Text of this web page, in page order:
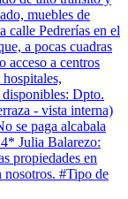
muebles de
calle Pedrerías en el
a pocas cuadras
acceso a centros
disponibles: Dpto.
- vista interna)
se paga alcabala
Julia Balarezo:
propiedades en
nosotros. #Tipo de